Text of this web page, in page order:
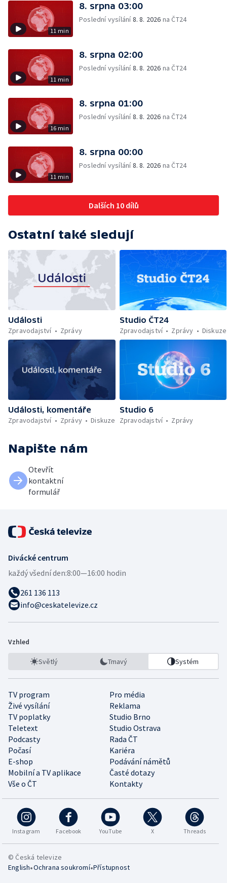
11 min
8. srpna 03:00
Poslední vysílání8. 8. 2026 na ČT24
11 min
8. srpna 02:00
Poslední vysílání8. 8. 2026 na ČT24
16 min
8. srpna 01:00
Poslední vysílání8. 8. 2026 na ČT24
11 min
8. srpna 00:00
Poslední vysílání8. 8. 2026 na ČT24
Dalších 10 dílů
Ostatní také sledují
Události
Zpravodajství
Zprávy
Studio ČT24
Zpravodajství
Zprávy Diskuze
Události, komentáře
Zpravodajství
Zprávy Diskuze
Studio 6
Zpravodajství
Zprávy
Napište nám
Otevřít
kontaktní
formulář
Divácké centrum
každý všední den:8:00—16:00 hodin
261 136 113
info@ceskatelevize.cz
Vzhled
Světlý Tmavý Systém
TV program
Pro média
Živé vysílání
Reklama
TV poplatky
Studio Brno
Teletext
Studio Ostrava
Podcasty
Rada ČT
Počasí
Kariéra
E-shop
Podávání námětů
Mobilní a TV aplikace
Časté dotazy
Vše o ČT
Kontakty
Instagram Facebook YouTube X Threads
© Česká televize
English•Ochrana soukromí•Přístupnost